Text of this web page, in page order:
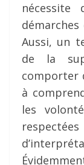
Aussi, un
de la
comporter
à
les